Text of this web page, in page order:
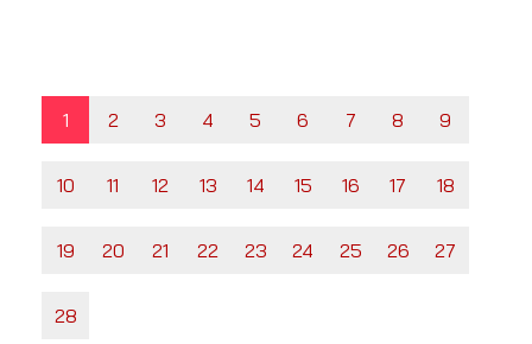
1 2 3 4 5 6 7 8 9
10 11 12 13 14 15 16 17 18
19 20 21 22 23 24 25 26 27
28